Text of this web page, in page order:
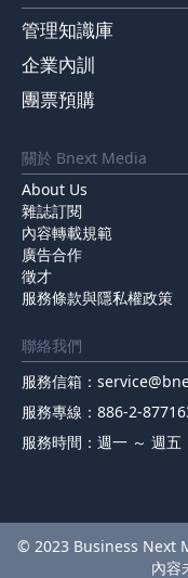
管理知識庫
企業內訓
團票預購
關於 Bnext Media
About Us
雜誌訂閱
內容轉載規範
廣告合作
徵才
服務條款與隱私權政策
聯絡我們
服務信箱：
服務專線：886-2-
服務時間：週一 ～ 週
© 2023 Business Next
內容